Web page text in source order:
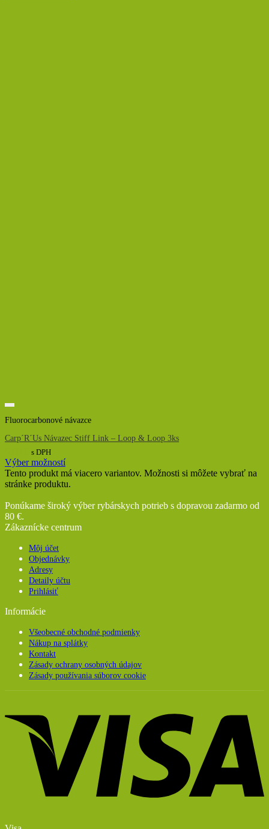
Fluorocarbonové návazce
Carp´R´Us Návazec Stiff Link – Loop & Loop 3ks
s DPH
Výber možností
Tento produkt má viacero variantov. Možnosti si môžete vybrať na
stránke produktu.
Ponúkame široký výber rybárskych potrieb s dopravou zadarmo od
80 €.
Zákaznícke centrum
Môj účet
Objednávky
Adresy
Detaily účtu
Prihlásiť
Informácie
Všeobecné obchodné podmienky
Nákup na splátky
Kontakt
Zásady ochrany osobných údajov
Zásady používania súborov cookie